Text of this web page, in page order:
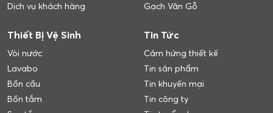
Dịch vụ khách hàng
Gạch Vân Gỗ
Thiết Bị Vệ Sinh
Vòi nước
Lavabo
Bồn cầu
Bồn tắm
Tin Tức
Cảm hứng thiết kế
Tin sản phẩm
Tin khuyến mại
Tin công ty